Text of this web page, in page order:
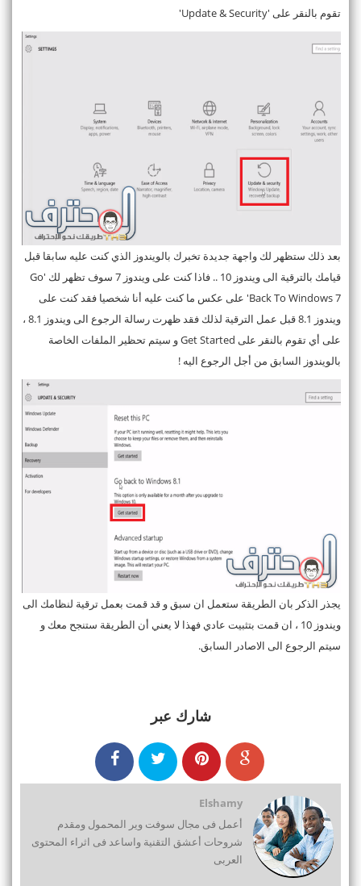
تقوم بالنقر على 'Update & Security'
بعد ذلك ستظهر لك واجهة جديدة تخبرك بالويندوز الذي كنت عليه سابقا قبل
قيامك بالترقية الى ويندوز 10 .. فاذا كنت على ويندوز 7 سوف تظهر لك 'Go
Back To Windows 7' على عكس ما كنت عليه أنا شخصيا فقد كنت على
ويندوز 8.1 قبل عمل الترقية لذلك فقد ظهرت رسالة الرجوع الى ويندوز 8.1 ،
على أي تقوم بالنقر على Get Started و سيتم تحظير الملفات الخاصة
بالويندوز السابق من أجل الرجوع اليه !
يجذر الذكر بان الطريقة ستعمل ان سبق و قد قمت بعمل ترقية لنظامك الى
ويندوز 10 ، ان قمت بتثبيت عادي فهذا لا يعني أن الطريقة ستنجح معك و
سيتم الرجوع الى الاصادر السابق.
شارك عبر
Elshamy
أعمل فى مجال سوفت وير المحمول ومقدم
شروحات أعشق التقنية واساعد فى اثراء المحتوى
العربى